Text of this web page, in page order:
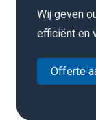
Wij geven
efficiënt en
Offerte